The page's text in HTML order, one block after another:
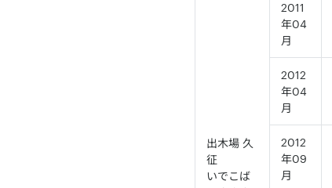
出木場 久
征
いでこば
2011
年04
月
2012
年04
月
2012
年09
月